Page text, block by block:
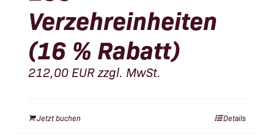
Verzehreinheiten
(16 % Rabatt)
212,00 EURzzgl. MwSt.
Jetzt buchen Details